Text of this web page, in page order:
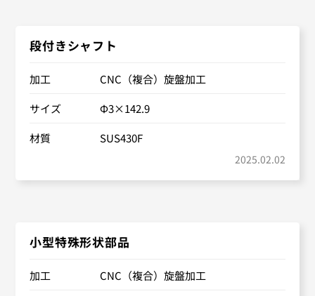
段付きシャフト
加工
CNC（複合）旋盤加工
サイズ
Φ3×142.9
材質
SUS430F
2025.02.02
小型特殊形状部品
加工
CNC（複合）旋盤加工